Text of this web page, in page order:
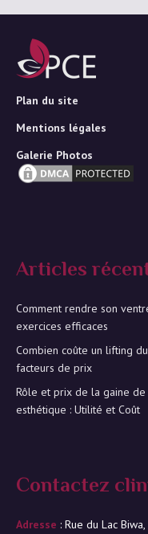
Plan du site
Mentions légales
Galerie Photos
Articles
Comment rendre son
exercices efficaces
Combien coûte un lifting
facteurs de prix
Rôle et prix de la gaine
esthétique : Utilité et Coût
Contactez
Adresse : Rue du Lac